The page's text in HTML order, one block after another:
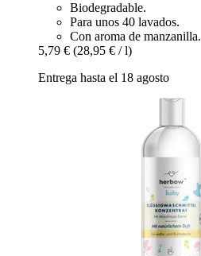
Biodegradable.
Para unos 40 lavados.
Con aroma de manzanilla.
5,79 € (28,95 € / l)
Entrega hasta el 18 agosto